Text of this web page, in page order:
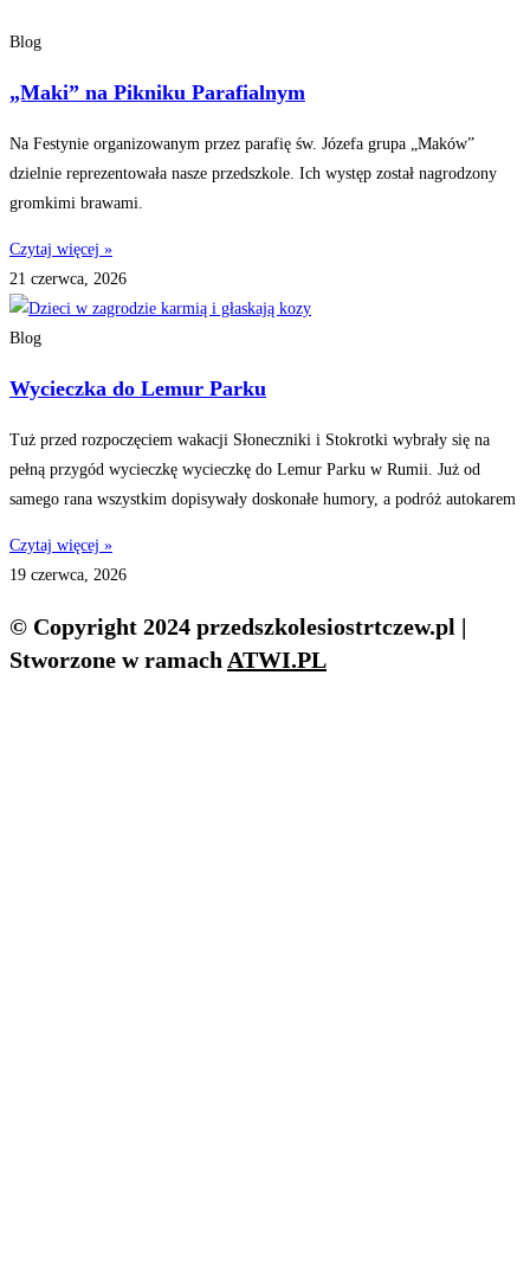
Blog
„Maki” na Pikniku Parafialnym
Na Festynie organizowanym przez parafię św. Józefa grupa „Maków”
dzielnie reprezentowała nasze przedszkole. Ich występ został nagrodzony
gromkimi brawami.
Czytaj więcej »
21 czerwca, 2026
Blog
Wycieczka do Lemur Parku
Tuż przed rozpoczęciem wakacji Słoneczniki i Stokrotki wybrały się na
pełną przygód wycieczkę wycieczkę do Lemur Parku w Rumii. Już od
samego rana wszystkim dopisywały doskonałe humory, a podróż autokarem
Czytaj więcej »
19 czerwca, 2026
© Copyright 2024 przedszkolesiostrtczew.pl |
Stworzone w ramach ATWI.PL